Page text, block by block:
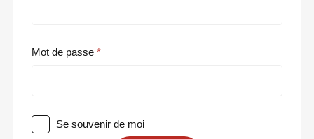
Mot de passe
Se souvenir de moi